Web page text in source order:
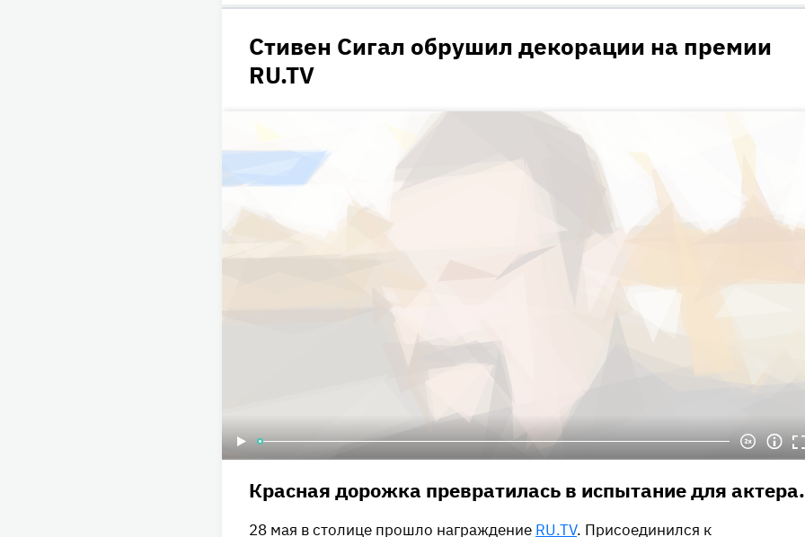
Стивен Сигал обрушил декорации на премии
RU.TV
Красная дорожка превратилась в испытание для актера.
28 мая в столице прошло награждение RU.TV. Присоединился к